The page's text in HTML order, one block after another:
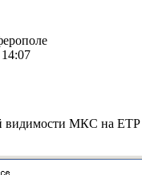
видимости МКС на